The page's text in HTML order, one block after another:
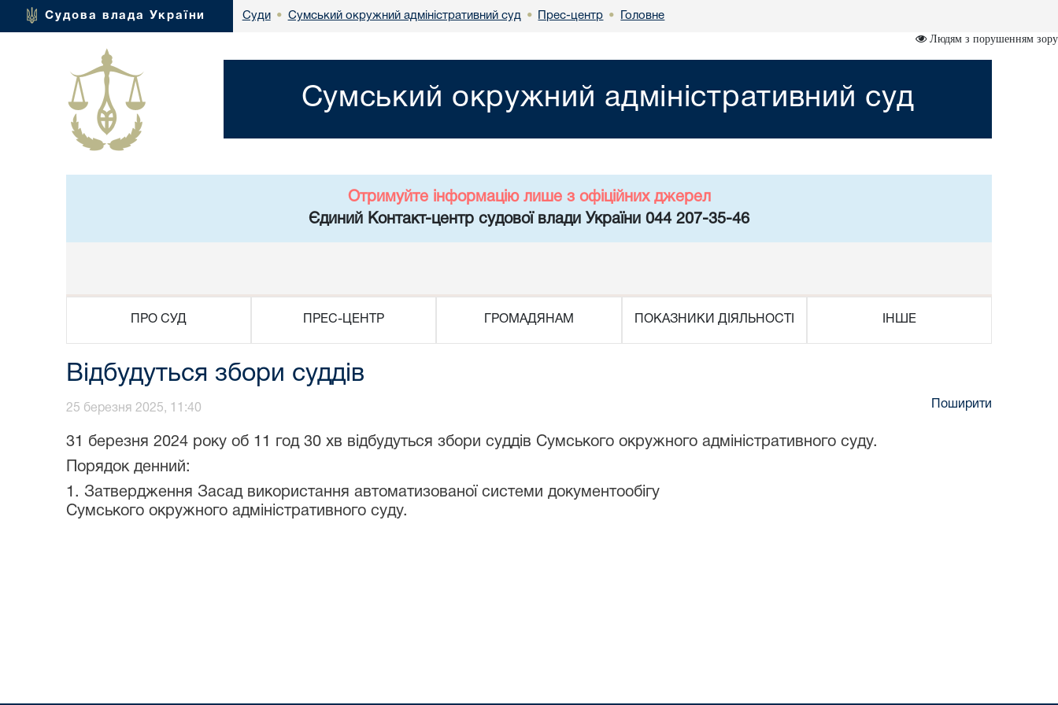
Судова влада України Суди • Сумський окружний адміністративний суд • Прес-центр • Головне
Людям з порушенням зору
Сумський окружний адміністративний суд
Отримуйте інформацію лише з офіційних джерел
Єдиний Контакт-центр судової влади України 044 207-35-46
ПРО СУД ПРЕС-ЦЕНТР ГРОМАДЯНАМ ПОКАЗНИКИ ДІЯЛЬНОСТІ ІНШЕ
Відбудуться збори суддів
25 березня 2025, 11:40 Поширити
31 березня 2024 року об 11 год 30 хв відбудуться збори суддів Сумського окружного адміністративного суду.
Порядок денний:
1. Затвердження Засад використання автоматизованої системи документообігу
Сумського окружного адміністративного суду.